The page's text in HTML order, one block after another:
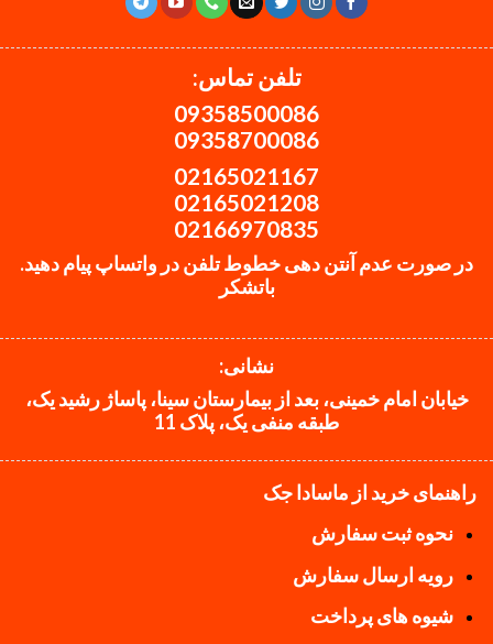
تلفن تماس:
09358500086
09358700086
02165021167
02165021208
02166970835
در صورت عدم آنتن دهی خطوط تلفن در واتساپ پیام دهید.
باتشکر
نشانی:
خیابان امام خمینی، بعد از بیمارستان سینا، پاساژ رشید یک،
طبقه منفی یک، پلاک 11
راهنمای خرید از ماسادا جک
نحوه ثبت سفارش
رویه ارسال سفارش
شیوه های پرداخت